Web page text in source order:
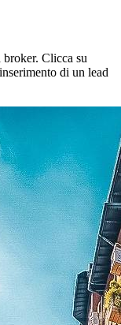
broker. Clicca su
di un lead